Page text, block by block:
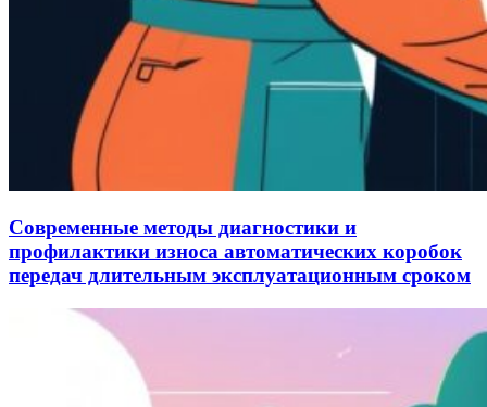
Современные методы диагностики и
профилактики износа автоматических коробок
передач длительным эксплуатационным сроком